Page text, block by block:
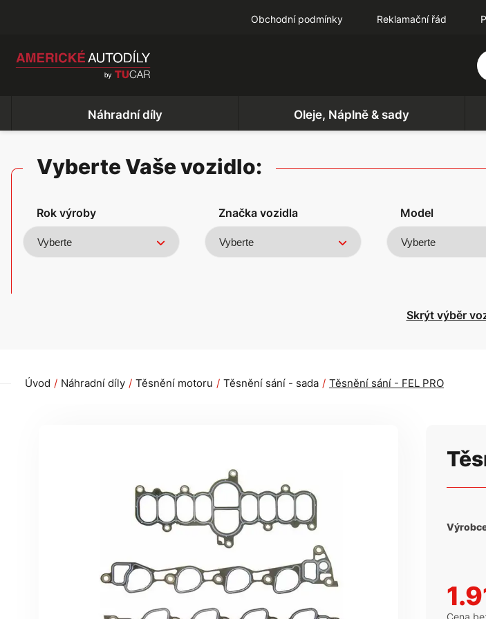
Obchodní podmínky Reklamační řád
Náhradní díly Oleje, Náplně & sady
Vyberte Vaše vozidlo:
Rok výroby Značka vozidla Model
Skrýt výběr
Úvod Náhradní díly Těsnění motoru Těsnění sání - sada Těsnění sání - FEL PRO
Cena